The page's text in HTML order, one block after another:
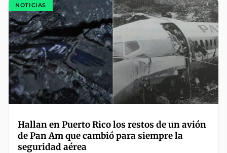
NOTICIAS
Hallan en Puerto Rico los restos de un avión
de Pan Am que cambió para siempre la
seguridad aérea